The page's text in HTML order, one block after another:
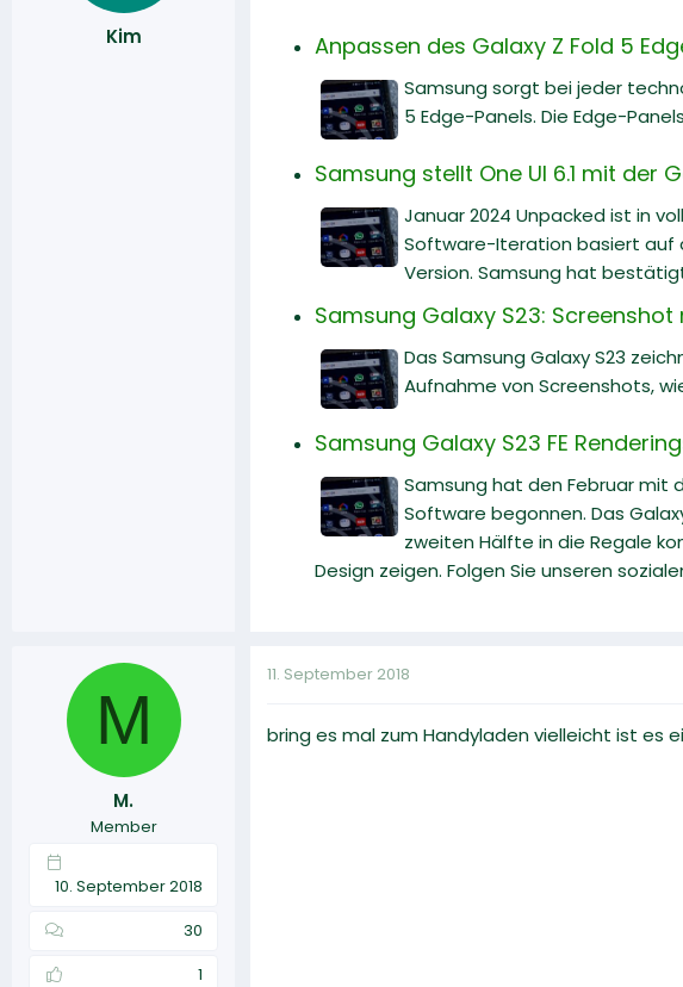
Kim Anpassen des Galaxy Z Fold 5
Samsung sorgt bei jeder
5 Edge-Panels. Die Edge-Panels
Samsung stellt One UI 6.1 mit der
Januar 2024 Unpacked ist in
Software-Iteration basiert auf
Version. Samsung hat
Samsung Galaxy S23:
Das Samsung Galaxy S23
Aufnahme von Screenshots,
Samsung Galaxy S23 FE
Samsung hat den Februar mit
Software begonnen. Das
zweiten Hälfte in die Regale
Design zeigen. Folgen Sie unseren
M
M.
Member
10. September 2018
30
1
11. September 2018
bring es mal zum Handyladen vielleicht ist es